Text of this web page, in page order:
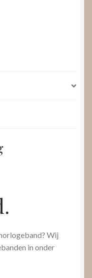
Wij
in onder